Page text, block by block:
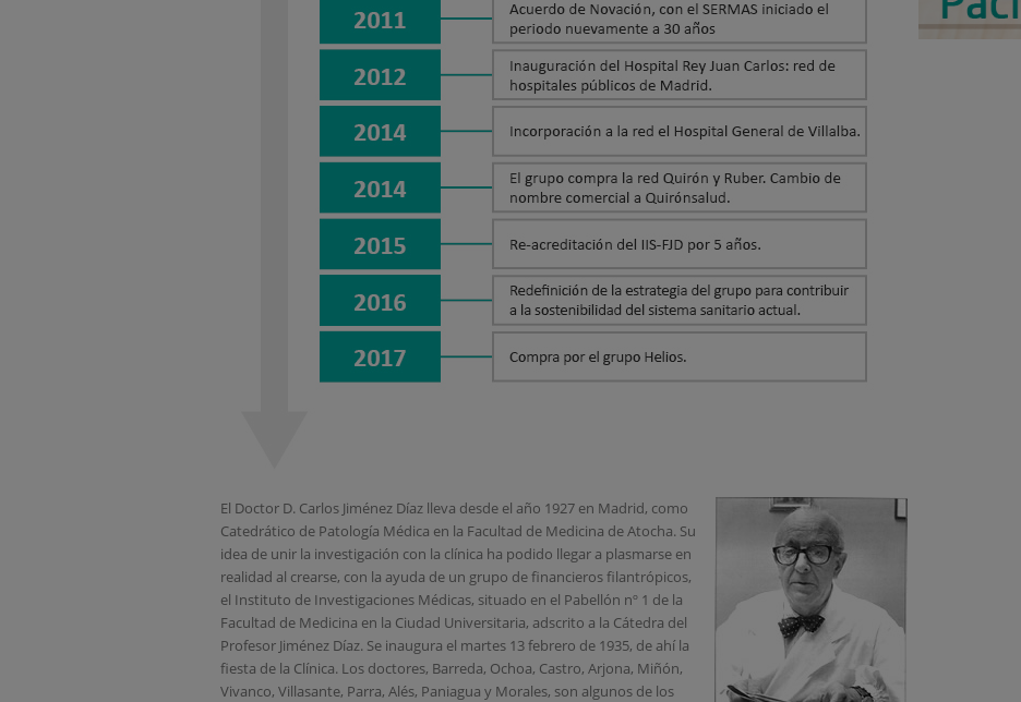
El Doctor D. Carlos Jiménez Díaz lleva desde el año 1927 en Madrid, como
Catedrático de Patología Médica en la Facultad de Medicina de Atocha. Su
idea de unir la investigación con la clínica ha podido llegar a plasmarse en
realidad al crearse, con la ayuda de un grupo de financieros filantrópicos,
el Instituto de Investigaciones Médicas, situado en el Pabellón nº 1 de la
Facultad de Medicina en la Ciudad Universitaria, adscrito a la Cátedra del
Profesor Jiménez Díaz. Se inaugura el martes 13 febrero de 1935, de ahí la
fiesta de la Clínica. Los doctores, Barreda, Ochoa, Castro, Arjona, Miñón,
Vivanco, Villasante, Parra, Alés, Paniagua y Morales, son algunos de los